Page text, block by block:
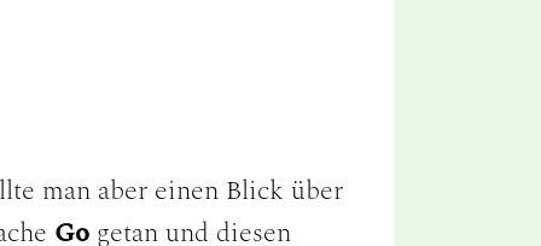
man aber einen Blick über
Go getan und diesen